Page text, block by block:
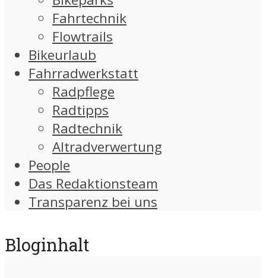
Fahrtechnik
Flowtrails
Bikeurlaub
Fahrradwerkstatt
Radpflege
Radtipps
Radtechnik
Altradverwertung
People
Das Redaktionsteam
Transparenz bei uns
Bloginhalt